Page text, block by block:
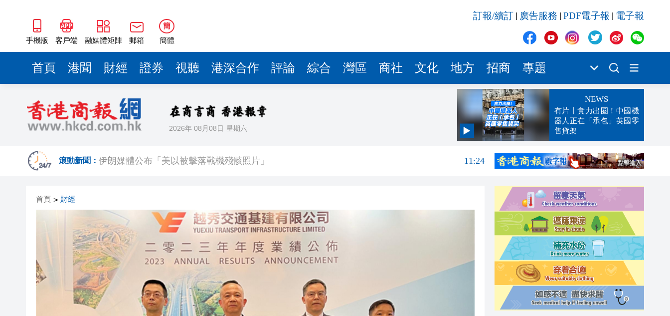
手機版 客戶端 融媒體矩陣 郵箱
簡
簡體
訂報/續訂 廣告服務 PDF電子報 電子報
首頁 港聞 財經 證券 視聽 港深合作 評論 綜合 灣區 商社 文化 地方 招商 專題
2026年 08月08日 星期六
NEWS
有片丨實力出圈！中國機
器人正在「承包」英國零
售貨架
滾動新聞： 上半年國內居民出遊人次34.63億 總花費3.21萬億元 11:28
警方青衣長發邨打擊非法街頭賭博 拘捕3名本地男
微信新功能：可以「撤回」你的撤回了！
橫琴粵澳深度合作區消防救援支隊正式掛牌成立
「來深飛」不只是路過！深圳機場「國際中轉旅客免費城市遊」上線
李根興3936萬沽北角公主大廈舖
首頁 > 財經